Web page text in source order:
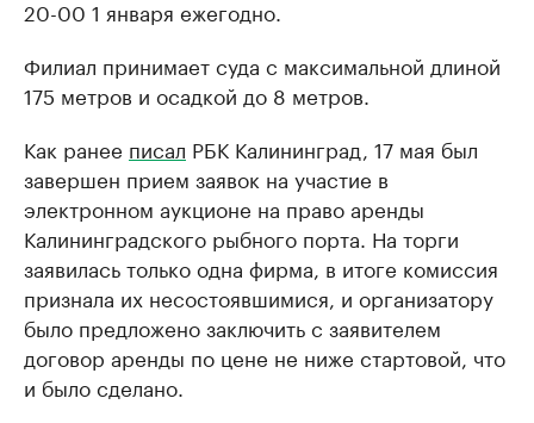
20-00 1 января ежегодно.
Филиал принимает суда с максимальной длиной
175 метров и осадкой до 8 метров.
Как ранее писал РБК Калининград, 17 мая был
завершен прием заявок на участие в
электронном аукционе на право аренды
Калининградского рыбного порта. На торги
заявилась только одна фирма, в итоге комиссия
признала их несостоявшимися, и организатору
было предложено заключить с заявителем
договор аренды по цене не ниже стартовой, что
и было сделано.